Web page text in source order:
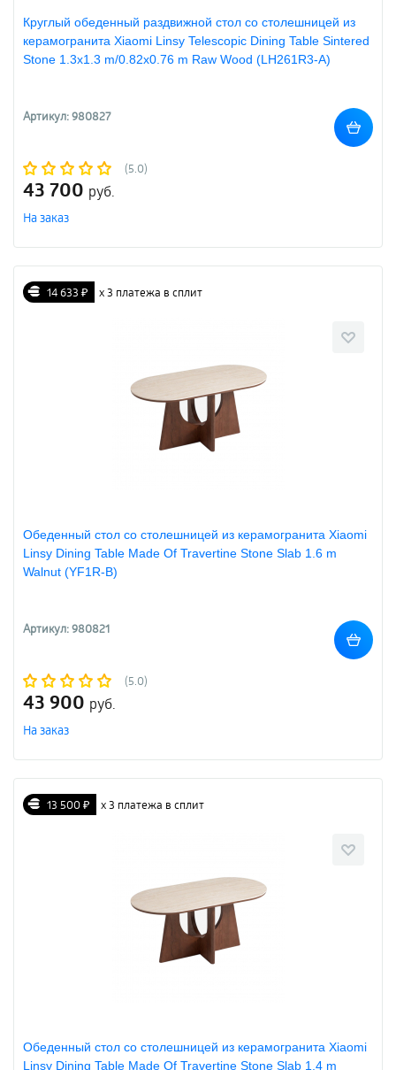
Круглый обеденный раздвижной стол со столешницей из
керамогранита Xiaomi Linsy Telescopic Dining Table Sintered
Stone 1.3х1.3 m/0.82х0.76 m Raw Wood (LH261R3-A)
Артикул: 980827
(5.0)
43 700 руб.
На заказ
14 633 ₽ х 3 платежа в сплит
Обеденный стол со столешницей из керамогранита Xiaomi
Linsy Dining Table Made Of Travertine Stone Slab 1.6 m
Walnut (YF1R-B)
Артикул: 980821
(5.0)
43 900 руб.
На заказ
13 500 ₽ х 3 платежа в сплит
Обеденный стол со столешницей из керамогранита Xiaomi
Linsy Dining Table Made Of Travertine Stone Slab 1.4 m